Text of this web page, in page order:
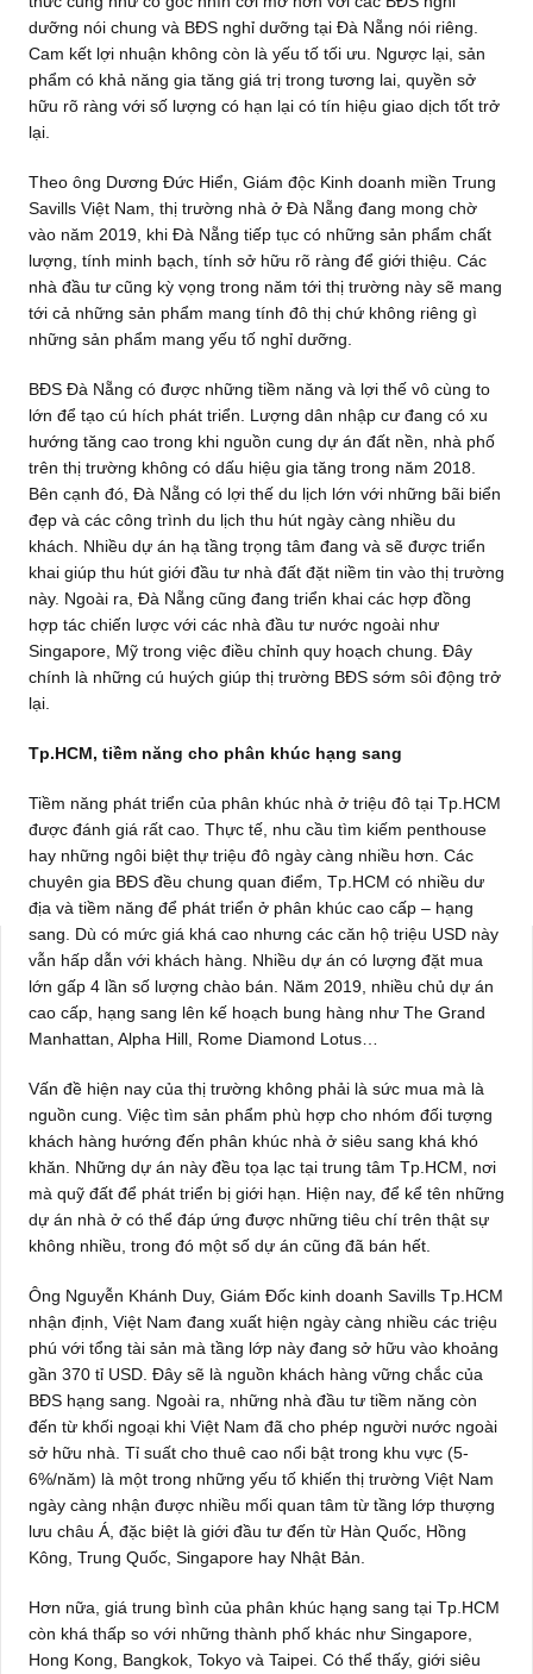
dưỡng nói chung và BĐS nghỉ dưỡng tại Đà Nẵng nói riêng.
Cam kết lợi nhuận không còn là yếu tố tối ưu. Ngược lại, sản
phẩm có khả năng gia tăng giá trị trong tương lai, quyền sở
hữu rõ ràng với số lượng có hạn lại có tín hiệu giao dịch tốt trở
lại.
Theo ông Dương Đức Hiển, Giám độc Kinh doanh miền Trung
Savills Việt Nam, thị trường nhà ở Đà Nẵng đang mong chờ
vào năm 2019, khi Đà Nẵng tiếp tục có những sản phẩm chất
lượng, tính minh bạch, tính sở hữu rõ ràng để giới thiệu. Các
nhà đầu tư cũng kỳ vọng trong năm tới thị trường này sẽ mang
tới cả những sản phẩm mang tính đô thị chứ không riêng gì
những sản phẩm mang yếu tố nghỉ dưỡng.
BĐS Đà Nẵng có được những tiềm năng và lợi thế vô cùng to
lớn để tạo cú hích phát triển. Lượng dân nhập cư đang có xu
hướng tăng cao trong khi nguồn cung dự án đất nền, nhà phố
trên thị trường không có dấu hiệu gia tăng trong năm 2018.
Bên cạnh đó, Đà Nẵng có lợi thế du lịch lớn với những bãi biển
đẹp và các công trình du lịch thu hút ngày càng nhiều du
khách. Nhiều dự án hạ tầng trọng tâm đang và sẽ được triển
khai giúp thu hút giới đầu tư nhà đất đặt niềm tin vào thị trường
này. Ngoài ra, Đà Nẵng cũng đang triển khai các hợp đồng
hợp tác chiến lược với các nhà đầu tư nước ngoài như
Singapore, Mỹ trong việc điều chỉnh quy hoạch chung. Đây
chính là những cú huých giúp thị trường BĐS sớm sôi động trở
lại.
Tp.HCM, tiềm năng cho phân khúc hạng sang
Tiềm năng phát triển của phân khúc nhà ở triệu đô tại Tp.HCM
được đánh giá rất cao. Thực tế, nhu cầu tìm kiếm penthouse
hay những ngôi biệt thự triệu đô ngày càng nhiều hơn. Các
chuyên gia BĐS đều chung quan điểm, Tp.HCM có nhiều dư
địa và tiềm năng để phát triển ở phân khúc cao cấp – hạng
sang. Dù có mức giá khá cao nhưng các căn hộ triệu USD này
vẫn hấp dẫn với khách hàng. Nhiều dự án có lượng đặt mua
lớn gấp 4 lần số lượng chào bán. Năm 2019, nhiều chủ dự án
cao cấp, hạng sang lên kế hoạch bung hàng như The Grand
Manhattan, Alpha Hill, Rome Diamond Lotus…
Vấn đề hiện nay của thị trường không phải là sức mua mà là
nguồn cung. Việc tìm sản phẩm phù hợp cho nhóm đối tượng
khách hàng hướng đến phân khúc nhà ở siêu sang khá khó
khăn. Những dự án này đều tọa lạc tại trung tâm Tp.HCM, nơi
mà quỹ đất để phát triển bị giới hạn. Hiện nay, để kể tên những
dự án nhà ở có thể đáp ứng được những tiêu chí trên thật sự
không nhiều, trong đó một số dự án cũng đã bán hết.
Ông Nguyễn Khánh Duy, Giám Đốc kinh doanh Savills Tp.HCM
nhận định, Việt Nam đang xuất hiện ngày càng nhiều các triệu
phú với tổng tài sản mà tầng lớp này đang sở hữu vào khoảng
gần 370 tỉ USD. Đây sẽ là nguồn khách hàng vững chắc của
BĐS hạng sang. Ngoài ra, những nhà đầu tư tiềm năng còn
đến từ khối ngoại khi Việt Nam đã cho phép người nước ngoài
sở hữu nhà. Tỉ suất cho thuê cao nổi bật trong khu vực (5-
6%/năm) là một trong những yếu tố khiến thị trường Việt Nam
ngày càng nhận được nhiều mối quan tâm từ tầng lớp thượng
lưu châu Á, đặc biệt là giới đầu tư đến từ Hàn Quốc, Hồng
Kông, Trung Quốc, Singapore hay Nhật Bản.
Hơn nữa, giá trung bình của phân khúc hạng sang tại Tp.HCM
còn khá thấp so với những thành phố khác như Singapore,
Hong Kong, Bangkok, Tokyo và Taipei. Có thể thấy, giới siêu